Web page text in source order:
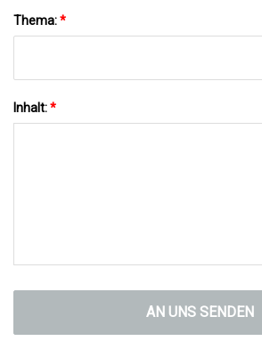
Thema:*
Inhalt:*
AN UNS SENDEN